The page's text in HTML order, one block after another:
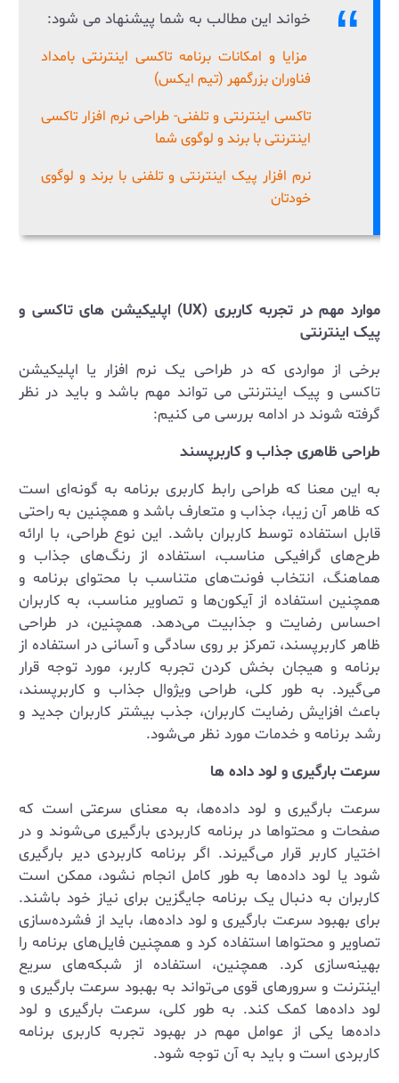
خواند این مطالب به شما پیشنهاد می شود:
مزایا و امکانات برنامه تاکسی اینترنتی بامداد
فناوران بزرگمهر (تیم ایکس)
تاکسی اینترنتی و تلفنی- طراحی نرم افزار تاکسی
اینترنتی با برند و لوگوی شما
نرم افزار پیک اینترنتی و تلفنی با برند و لوگوی
خودتان
موارد مهم در تجربه کاربری (UX) اپلیکیشن های تاکسی و
پیک اینترنتی
برخی از مواردی که در طراحی یک نرم افزار یا اپلیکیشن
تاکسی و پیک اینترنتی می تواند مهم باشد و باید در نظر
گرفته شوند در ادامه بررسی می کنیم:
طراحی ظاهری جذاب و کاربرپسند
به این معنا که طراحی رابط کاربری برنامه به گونه‌ای است
که ظاهر آن زیبا، جذاب و متعارف باشد و همچنین به راحتی
قابل استفاده توسط کاربران باشد. این نوع طراحی، با ارائه
طرح‌های گرافیکی مناسب، استفاده از رنگ‌های جذاب و
هماهنگ، انتخاب فونت‌های متناسب با محتوای برنامه و
همچنین استفاده از آیکون‌ها و تصاویر مناسب، به کاربران
احساس رضایت و جذابیت می‌دهد. همچنین، در طراحی
ظاهر کاربرپسند، تمرکز بر روی سادگی و آسانی در استفاده از
برنامه و هیجان بخش کردن تجربه کاربر، مورد توجه قرار
می‌گیرد. به طور کلی، طراحی ویژوال جذاب و کاربرپسند،
باعث افزایش رضایت کاربران، جذب بیشتر کاربران جدید و
رشد برنامه و خدمات مورد نظر می‌شود.
سرعت بارگیری و لود داده ها
سرعت بارگیری و لود داده‌ها، به معنای سرعتی است که
صفحات و محتواها در برنامه کاربردی بارگیری می‌شوند و در
اختیار کاربر قرار می‌گیرند. اگر برنامه کاربردی دیر بارگیری
شود یا لود داده‌ها به طور کامل انجام نشود، ممکن است
کاربران به دنبال یک برنامه جایگزین برای نیاز خود باشند.
برای بهبود سرعت بارگیری و لود داده‌ها، باید از فشرده‌سازی
تصاویر و محتواها استفاده کرد و همچنین فایل‌های برنامه را
بهینه‌سازی کرد. همچنین، استفاده از شبکه‌های سریع
اینترنت و سرورهای قوی می‌تواند به بهبود سرعت بارگیری و
لود داده‌ها کمک کند. به طور کلی، سرعت بارگیری و لود
داده‌ها یکی از عوامل مهم در بهبود تجربه کاربری برنامه
کاربردی است و باید به آن توجه شود.